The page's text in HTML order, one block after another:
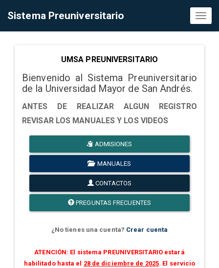
Sistema Preuniversitario
UMSA PREUNIVERSITARIO
Bienvenido al Sistema Preuniversitario
de la Universidad Mayor de San Andrés.
ANTES DE REALIZAR ALGUN REGISTRO
REVISAR LOS MANUALES Y LOS VIDEOS
ADMISIONES
MANUALES
CONTACTOS
PREGUNTAS FRECUENTES
¿No tienes una cuenta? Crear cuenta
ATENCIÓN: El sistema PREUNIVERSITARIO estará
habilitado hasta el 28 de diciembre de 2025. El servicio